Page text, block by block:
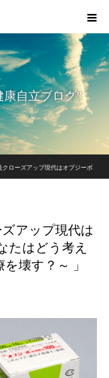
自立ブログ”
ローズアップ現代はオプジーボ
アップ現代は
たはどう考え
壊す？～ 」